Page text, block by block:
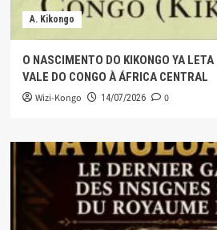
A. Kikongo
O NASCIMENTO DO KIKONGO YA
VALE DO CONGO À ÁFRICA CENTRAL
Wizi-Kongo 14/07/2026 0